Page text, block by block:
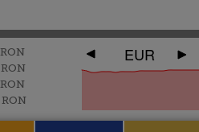
RON
RON
RON
RON
EUR